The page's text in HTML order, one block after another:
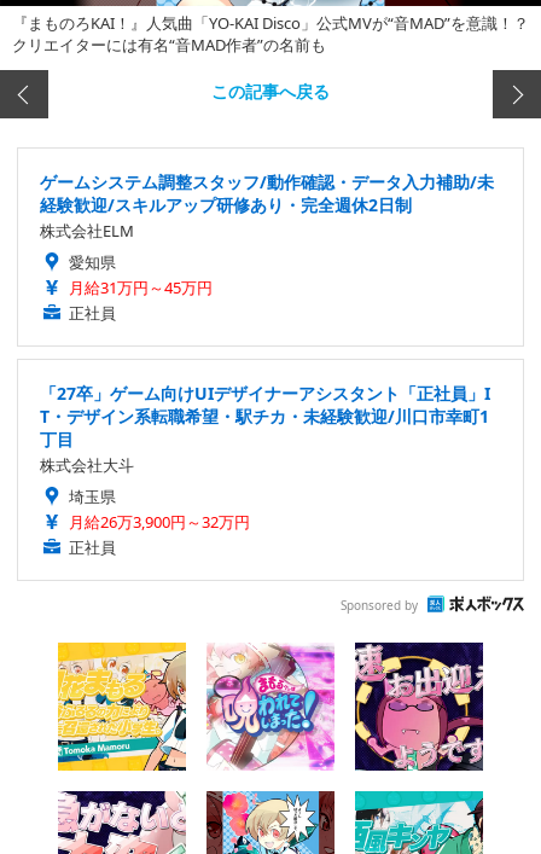
『まものろKAI！』人気曲「YO-KAI Disco」公式MVが“音MAD”を意識！？
クリエイターには有名“音MAD作者”の名前も
この記事へ戻る
ゲームシステム調整スタッフ/動作確認・データ入力補助/未
経験歓迎/スキルアップ研修あり・完全週休2日制
株式会社ELM
愛知県
月給31万円～45万円
正社員
「27卒」ゲーム向けUIデザイナーアシスタント「正社員」I
T・デザイン系転職希望・駅チカ・未経験歓迎/川口市幸町1
丁目
株式会社大斗
埼玉県
月給26万3,900円～32万円
正社員
Sponsored by